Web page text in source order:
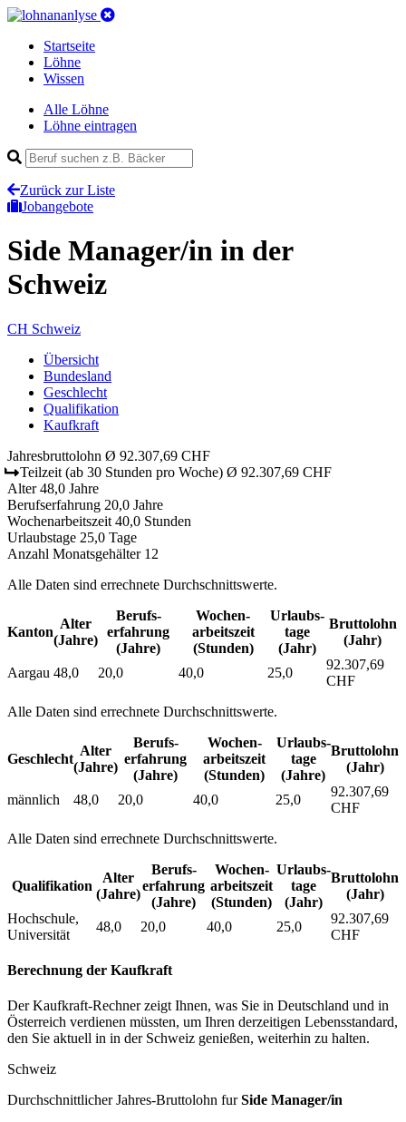
Startseite
Löhne
Wissen
Alle Löhne
Löhne eintragen
Zurück zur Liste
Jobangebote
Side Manager/in in der
Schweiz
CH Schweiz
Übersicht
Bundesland
Geschlecht
Qualifikation
Kaufkraft
Jahresbruttolohn Ø 92.307,69 CHF
Teilzeit (ab 30 Stunden pro Woche) Ø 92.307,69 CHF
Alter 48,0 Jahre
Berufserfahrung 20,0 Jahre
Wochenarbeitszeit 40,0 Stunden
Urlaubstage 25,0 Tage
Anzahl Monatsgehälter 12
Alle Daten sind errechnete Durchschnittswerte.
Kanton
Alter
(Jahre)
Berufs­
erfahrung
(Jahre)
Wochen­
arbeitszeit
(Stunden)
Urlaubs­
tage
(Jahr)
Bruttolohn
(Jahr)
Aargau 48,0 20,0 40,0 25,0
92.307,69
CHF
Alle Daten sind errechnete Durchschnittswerte.
Geschlecht
Alter
(Jahre)
Berufs­
erfahrung
(Jahre)
Wochen­
arbeitszeit
(Stunden)
Urlaubs­
tage
(Jahre)
Bruttolohn
(Jahr)
männlich 48,0 20,0 40,0 25,0
92.307,69
CHF
Alle Daten sind errechnete Durchschnittswerte.
Qualifikation
Alter
(Jahre)
Berufs­
erfahrung
(Jahre)
Wochen­
arbeitszeit
(Stunden)
Urlaubs­
tage
(Jahr)
Bruttolohn
(Jahr)
Hochschule,
Universität
48,0 20,0 40,0 25,0
92.307,69
CHF
Berechnung der Kaufkraft
Der Kaufkraft-Rechner zeigt Ihnen, was Sie in Deutschland und in
Österreich verdienen müssten, um Ihren derzeitigen Lebensstandard,
den Sie aktuell in in der Schweiz genießen, weiterhin zu halten.
Schweiz
Durchschnittlicher Jahres-Bruttolohn furSide Manager/in